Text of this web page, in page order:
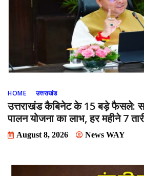
HOME उत्तराखंड
उत्तराखंड कैबिनेट के 15 बड़े फैसले:
पालन योजना का लाभ, हर महीने 7
August 8, 2026 News WAY